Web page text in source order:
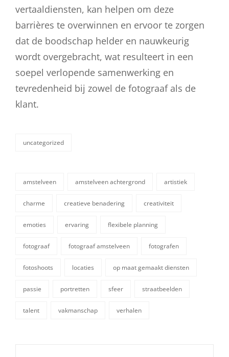
vertaaldiensten, kan helpen om deze
barrières te overwinnen en ervoor te zorgen
dat de boodschap helder en nauwkeurig
wordt overgebracht, wat resulteert in een
soepel verlopende samenwerking en
tevredenheid bij zowel de fotograaf als de
klant.
categorieën
uncategorized
amstelveen amstelveen achtergrond artistiek
charme creatieve benadering creativiteit
emoties ervaring flexibele planning
fotograaf fotograaf amstelveen fotografen
fotoshoots locaties op maat gemaakt diensten
passie portretten sfeer straatbeelden
talent vakmanschap verhalen